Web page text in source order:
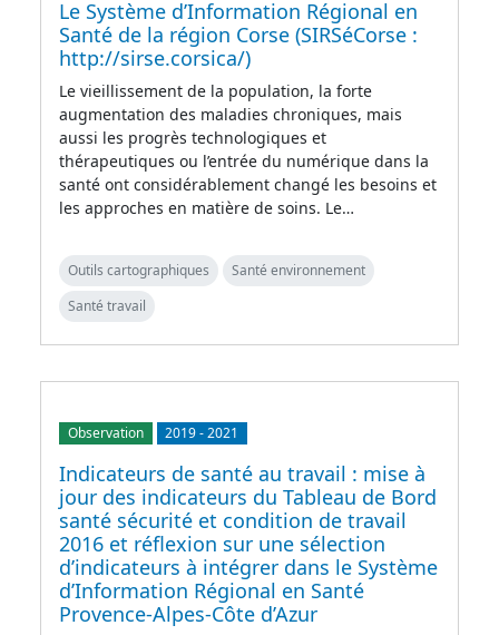
Le Système d’Information Régional en
Santé de la région Corse (SIRSéCorse :
http://sirse.corsica/)
Le vieillissement de la population, la forte
augmentation des maladies chroniques, mais
aussi les progrès technologiques et
thérapeutiques ou l’entrée du numérique dans la
santé ont considérablement changé les besoins et
les approches en matière de soins. Le…
Outils cartographiques
Santé environnement
Santé travail
Observation 2019-2021
Indicateurs de santé au travail : mise à
jour des indicateurs du Tableau de Bord
santé sécurité et condition de travail
2016 et réflexion sur une sélection
d’indicateurs à intégrer dans le Système
d’Information Régional en Santé
Provence-Alpes-Côte d’Azur